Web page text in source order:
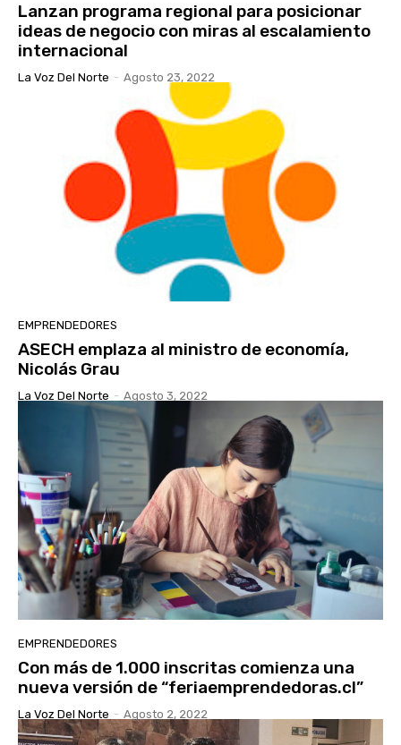
Lanzan programa regional para posicionar
ideas de negocio con miras al escalamiento
internacional
La Voz Del Norte - Agosto 23, 2022
EMPRENDEDORES
ASECH emplaza al ministro de economía,
Nicolás Grau
La Voz Del Norte - Agosto 3, 2022
EMPRENDEDORES
Con más de 1.000 inscritas comienza una
nueva versión de “feriaemprendedoras.cl”
La Voz Del Norte - Agosto 2, 2022